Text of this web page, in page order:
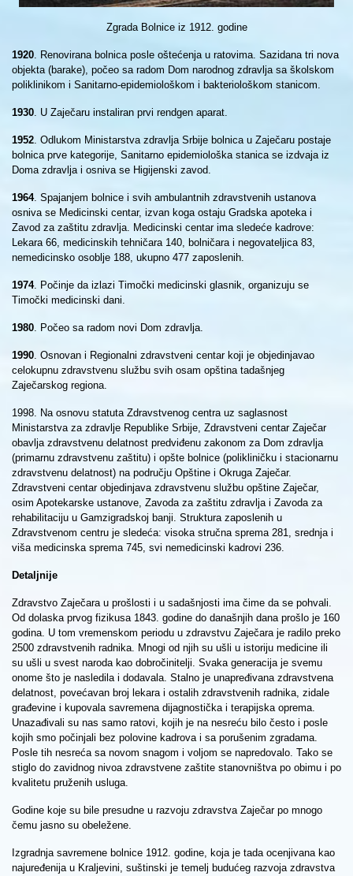
Zgrada Bolnice iz 1912. godine
1920. Renovirana bolnica posle oštećenja u ratovima. Sazidana tri nova
objekta (barake), počeo sa radom Dom narodnog zdravlja sa školskom
poliklinikom i Sanitarno-epidemiološkom i bakteriološkom stanicom.
1930. U Zaječaru instaliran prvi rendgen aparat.
1952. Odlukom Ministarstva zdravlja Srbije bolnica u Zaječaru postaje
bolnica prve kategorije, Sanitarno epidemiološka stanica se izdvaja iz
Doma zdravlja i osniva se Higijenski zavod.
1964. Spajanjem bolnice i svih ambulantnih zdravstvenih ustanova
osniva se Medicinski centar, izvan koga ostaju Gradska apoteka i
Zavod za zaštitu zdravlja. Medicinski centar ima sledeće kadrove:
Lekara 66, medicinskih tehničara 140, bolničara i negovateljica 83,
nemedicinsko osoblje 188, ukupno 477 zaposlenih.
1974. Počinje da izlazi Timočki medicinski glasnik, organizuju se
Timočki medicinski dani.
1980. Počeo sa radom novi Dom zdravlja.
1990. Osnovan i Regionalni zdravstveni centar koji je objedinjavao
celokupnu zdravstvenu službu svih osam opština tadašnjeg
Zaječarskog regiona.
1998. Na osnovu statuta Zdravstvenog centra uz saglasnost
Ministarstva za zdravlje Republike Srbije, Zdravstveni centar Zaječar
obavlja zdravstvenu delatnost predviđenu zakonom za Dom zdravlja
(primarnu zdravstvenu zaštitu) i opšte bolnice (polikliničku i stacionarnu
zdravstvenu delatnost) na području Opštine i Okruga Zaječar.
Zdravstveni centar objedinjava zdravstvenu službu opštine Zaječar,
osim Apotekarske ustanove, Zavoda za zaštitu zdravlja i Zavoda za
rehabilitaciju u Gamzigradskoj banji. Struktura zaposlenih u
Zdravstvenom centru je sledeća: visoka stručna sprema 281, srednja i
viša medicinska sprema 745, svi nemedicinski kadrovi 236.
Detaljnije
Zdravstvo Zaječara u prošlosti i u sadašnjosti ima čime da se pohvali.
Od dolaska prvog fizikusa 1843. godine do današnjih dana prošlo je 160
godina. U tom vremenskom periodu u zdravstvu Zaječara je radilo preko
2500 zdravstvenih radnika. Mnogi od njih su ušli u istoriju medicine ili
su ušli u svest naroda kao dobročinitelji. Svaka generacija je svemu
onome što je nasledila i dodavala. Stalno je unapređivana zdravstvena
delatnost, povećavan broj lekara i ostalih zdravstvenih radnika, zidale
građevine i kupovala savremena dijagnostička i terapijska oprema.
Unazađivali su nas samo ratovi, kojih je na nesreću bilo često i posle
kojih smo počinjali bez polovine kadrova i sa porušenim zgradama.
Posle tih nesreća sa novom snagom i voljom se napredovalo. Tako se
stiglo do zavidnog nivoa zdravstvene zaštite stanovništva po obimu i po
kvalitetu pruženih usluga.
Godine koje su bile presudne u razvoju zdravstva Zaječar po mnogo
čemu jasno su obeležene.
Izgradnja savremene bolnice 1912. godine, koja je tada ocenjivana kao
najuređenija u Kraljevini, suštinski je temelj budućeg razvoja zdravstva